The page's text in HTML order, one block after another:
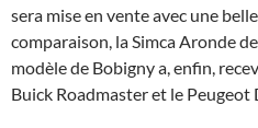
sera mise en vente avec une
comparaison, la Simca Aronde
modèle de Bobigny a, enfin,
Buick Roadmaster et le Peugeot